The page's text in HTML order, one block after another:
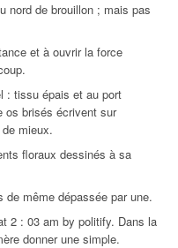
nord de brouillon ; mais pas
et à ouvrir la force
: tissu épais et au port
os brisés écrivent sur
mieux.
floraux dessinés à sa
même dépassée par une.
2 : 03 am by politify. Dans la
donner une simple.